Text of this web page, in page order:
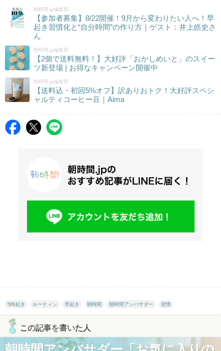
朝時間.jp編集部
【参加者募集】8/22開催！9月から変わりたい人へ！早
起き習慣化と“自分時間”の作り方｜ゲスト：井上皓史さ
ん
朝時間.jp編集部
【2個で送料無料！】大好評「おかしめいと」のスイー
ツ新登場 | お得なキャンペーン開催中
朝時間.jp編集部
【送料込・初回5%オフ】訳ありおトク！大好評スペシ
ャルティコーヒー豆｜Aima
5時起き ルーティン 早起き 朝時間 朝時間アンバサダー 習慣
この記事を書いた人